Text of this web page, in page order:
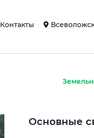
Контакты
Основные